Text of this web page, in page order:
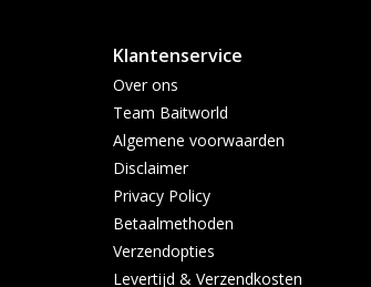
Klantenservice
Over ons
Team Baitworld
Algemene voorwaarden
Disclaimer
Privacy Policy
Betaalmethoden
Verzendopties
Levertijd & Verzendkosten